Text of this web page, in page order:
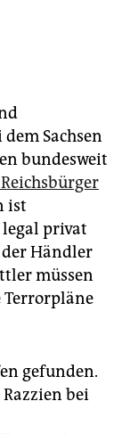
Sachsen
bundesweit
ist
privat
der Händler
müssen
Terrorpläne
gefunden.
bei